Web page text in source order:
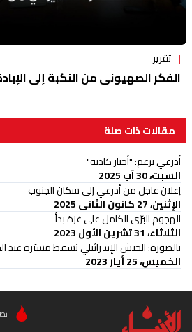
تقرير
الفكر الصهيوني من النكبة إلى
مقالات ذات صلة
أدرعي يزعم: "أخبار كاذبة"
السبت، 30 آب 2025
إعلان عاجل من أدرعي إلى سكان الجنوب
الإثنين، 27 كانون الثاني 2025
الهجوم البرّي الكامل على غزة بدأ
الثلاثاء، 31 تشرين الأول 2023
بالصورة: الجيش الإسرائيلي يُسقط مسيّرة عند
الخميس، 25 أيار 2023